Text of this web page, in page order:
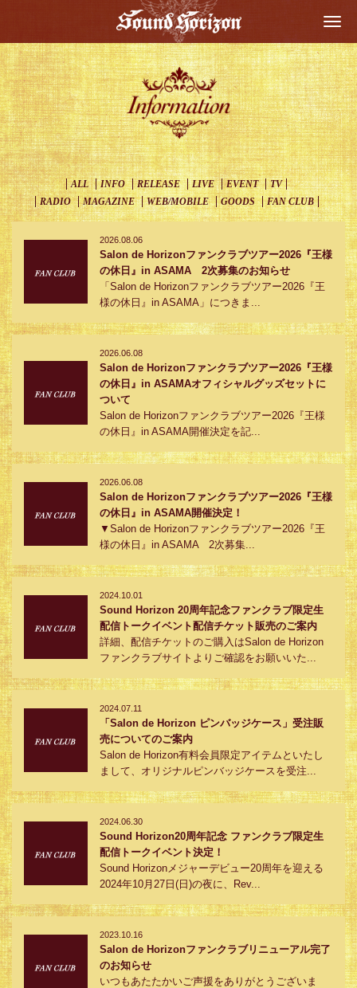
ALL INFO RELEASE LIVE EVENT
TV
RADIO
MAGAZINE WEB/MOBILE GOODS FAN CLUB
2026.08.06
Salon de Horizonファンクラブツアー2026『王様
の休日』in ASAMA 2次募集のお知らせ
「Salon de Horizonファンクラブツアー2026『王
様の休日』in ASAMA」につきま...
2026.06.08
Salon de Horizonファンクラブツアー2026『王様
の休日』in ASAMAオフィシャルグッズセットに
ついて
Salon de Horizonファンクラブツアー2026『王様
の休日』in ASAMA開催決定を記...
2026.06.08
Salon de Horizonファンクラブツアー2026『王様
の休日』in ASAMA開催決定！
▼Salon de Horizonファンクラブツアー2026『王
様の休日』in ASAMA 2次募集...
2024.10.01
Sound Horizon 20周年記念ファンクラブ限定生
配信トークイベント配信チケット販売のご案内
詳細、配信チケットのご購入はSalon de Horizon
ファンクラブサイトよりご確認をお願いいた...
2024.07.11
「Salon de Horizon ピンバッジケース」受注販
売についてのご案内
Salon de Horizon有料会員限定アイテムといたし
まして、オリジナルピンバッジケースを受注...
2024.06.30
Sound Horizon20周年記念 ファンクラブ限定生
配信トークイベント決定！
Sound Horizonメジャーデビュー20周年を迎える
2024年10月27日(日)の夜に、Rev...
2023.10.16
Salon de Horizonファンクラブリニューアル完了
のお知らせ
いつもあたたかいご声援をありがとうございま